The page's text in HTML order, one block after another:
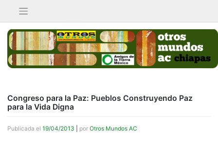
contenido
Congreso para la Paz: Pueblos Construyendo Paz
para la Vida Digna
Publicada el 19/04/2013 por Otros Mundos AC